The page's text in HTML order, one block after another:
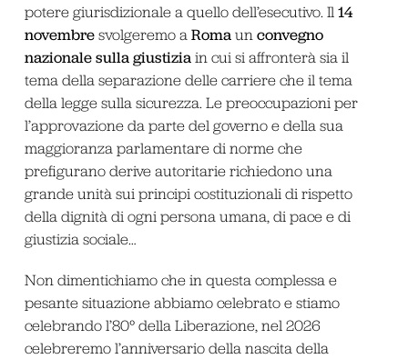
potere giurisdizionale a quello dell’esecutivo. Il 14
novembresvolgeremo a Roma un convegno
nazionale sulla giustizia in cui si affronterà sia il
tema della separazione delle carriere che il tema
della legge sulla sicurezza. Le preoccupazioni per
l’approvazione da parte del governo e della sua
maggioranza parlamentare di norme che
prefigurano derive autoritarie richiedono una
grande unità sui principi costituzionali di rispetto
della dignità di ogni persona umana, di pace e di
giustizia sociale…
Non dimentichiamo che in questa complessa e
pesante situazione abbiamo celebrato e stiamo
celebrando l’80° della Liberazione, nel 2026
celebreremo l’anniversario della nascita della